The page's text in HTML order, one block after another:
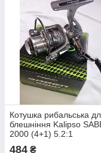
Котушка рибальська
блешніння Kalipso
2000 (4+1) 5.2:1
484 ₴